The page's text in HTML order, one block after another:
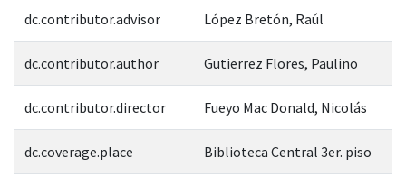
dc.contributor.advisor López Bretón, Raúl
dc.contributor.author Gutierrez Flores, Paulino
dc.contributor.director Fueyo Mac Donald, Nicolás
dc.coverage.place Biblioteca Central 3er. piso